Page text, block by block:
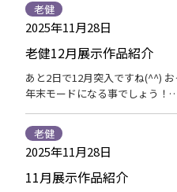
2025年11月28日
老健
老健12月展示作品紹介
あと2日で12月突入ですね(^^)
年末モードになる事でしょう！
2025年11月28日
老健
11月展示作品紹介